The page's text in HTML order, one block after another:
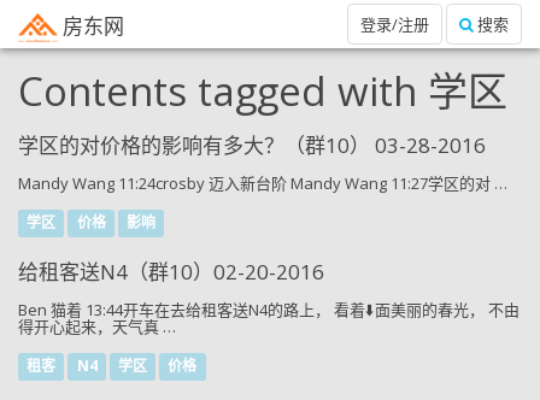
房东网 搜索
登录/注册
Contents tagged with 学区
学区的对价格的影响有多大？（群10） 03-28-2016
Mandy Wang 11:24crosby 迈入新台阶 Mandy Wang 11:27学区的对 …
学区 价格 影响
给租客送N4（群10）02-20-2016
Ben 猫着 13:44开车在去给租客送N4的路上， 看着⬇️面美丽的春光， 不由
得开心起来，天气真 …
租客 N4 学区 价格